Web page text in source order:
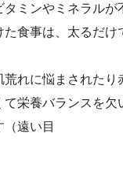
ミンやミネラルが
食事は、太るだけ
荒れに悩まされたり
栄養バランスを欠
遠い目